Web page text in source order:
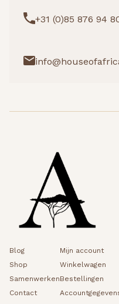
+31 (0)85 876 94
Blog
Shop
Samenwerken
Contact
Mijn account
Winkelwagen
Bestellingen